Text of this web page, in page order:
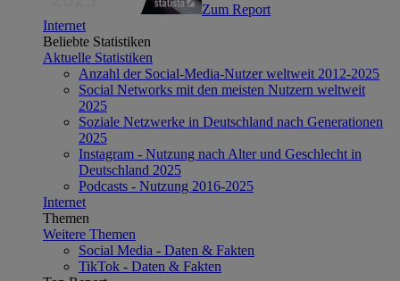
Zum Report
Internet
Beliebte Statistiken
Aktuelle Statistiken
Anzahl der Social-Media-Nutzer weltweit 2012-2025
Social Networks mit den meisten Nutzern weltweit
2025
Soziale Netzwerke in Deutschland nach Generationen
2025
Instagram - Nutzung nach Alter und Geschlecht in
Deutschland 2025
Podcasts - Nutzung 2016-2025
Internet
Themen
Weitere Themen
Social Media - Daten & Fakten
TikTok - Daten & Fakten